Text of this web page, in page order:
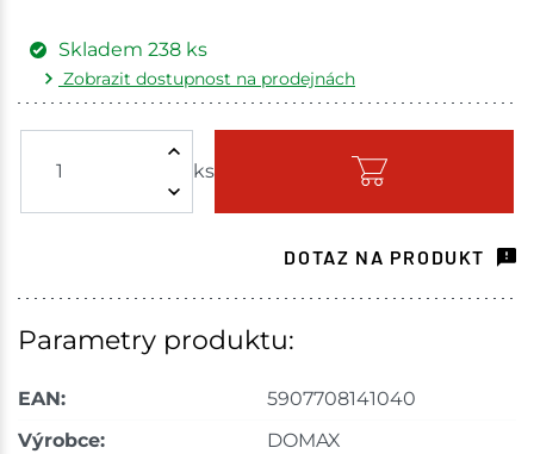
ks
Skladem 238 ks
Zobrazit dostupnost na prodejnách
Skladem - ihned k odeslání
Choceň 8 ks
Skuteč
DOTAZ NA PRODUKT
Parametry produktu:
EAN:
5907708141040
Výrobce:
DOMAX